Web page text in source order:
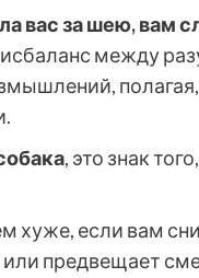
вас за шею, вам
между
, это знак
хуже, если вам
предвещает